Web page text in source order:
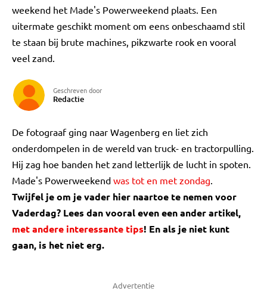
weekend het Made's Powerweekend plaats. Een
uitermate geschikt moment om eens onbeschaamd stil
te staan bij brute machines, pikzwarte rook en vooral
veel zand.
Geschreven door
Redactie
De fotograaf ging naar Wagenberg en liet zich
onderdompelen in de wereld van truck- en tractorpulling.
Hij zag hoe banden het zand letterlijk de lucht in spoten.
Made's Powerweekend was tot en met zondag.
Twijfel je om je vader hier naartoe te nemen voor
Vaderdag? Lees dan vooral even een ander artikel,
met andere interessante tips! En als je niet kunt
gaan, is het niet erg.
Advertentie